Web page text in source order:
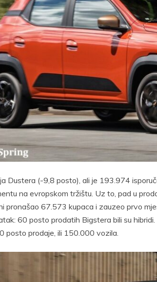
Dustera (-9,8 posto), ali je 193.974
na evropskom tržištu. Uz to, pad u
pronašao 67.573 kupaca i zauzeo prvo
60 posto prodatih Bigstera bili su
posto prodaje, ili 150.000 vozila.